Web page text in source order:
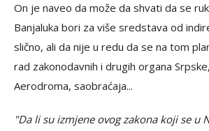
On je naveo da može da shvati da se
Banjaluka bori za više sredstava od
slično, ali da nije u redu da se na tom
rad zakonodavnih i drugih organa
Aerodroma, saobraćaja...
"Da li su izmjene ovog zakona koji se u